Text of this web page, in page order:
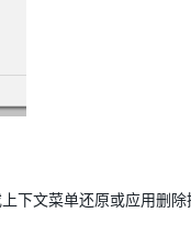
文菜单还原或应用删除